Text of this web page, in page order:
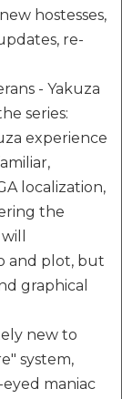
hostesses,
re-
- Yakuza
series:
experience
localization,
the
and plot, but
graphical
new to
system,
maniac